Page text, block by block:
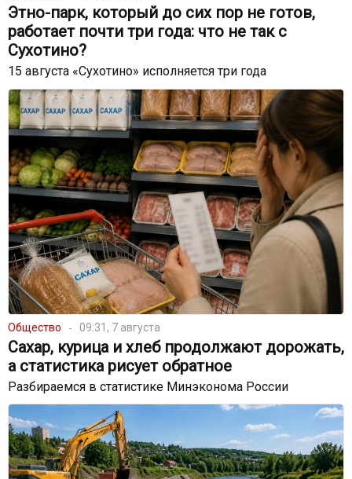
Этно-парк, который до сих пор не готов,
работает почти три года: что не так с
Сухотино?
15 августа «Сухотино» исполняется три года
Общество 09:31, 7 августа
Сахар, курица и хлеб продолжают дорожать,
а статистика рисует обратное
Разбираемся в статистике Минэконома России